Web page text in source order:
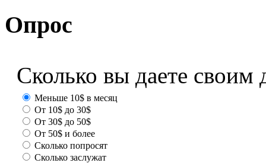
Опрос
Сколько вы даете своим
Меньше 10$ в месяц
От 10$ до 30$
От 30$ до 50$
От 50$ и более
Сколько попросят
Сколько заслужат